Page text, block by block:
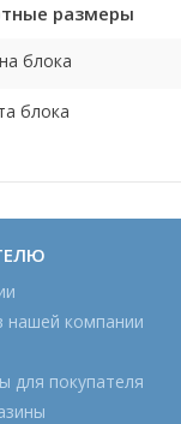
размеры
блока
блока
нашей компании
для покупателя